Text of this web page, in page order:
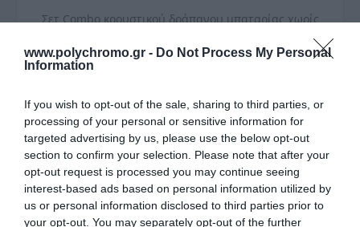
www.polychromo.gr - Do Not Process My Personal
Information
If you wish to opt-out of the sale, sharing to third parties, or
processing of your personal or sensitive information for
targeted advertising by us, please use the below opt-out
section to confirm your selection. Please note that after your
opt-out request is processed you may continue seeing
interest-based ads based on personal information utilized by
us or personal information disclosed to third parties prior to
your opt-out. You may separately opt-out of the further
Σετ Combo κρουστικού δράπανου μπαταρίας χωρίς
μπαταρίας χωρίς ψήκτρες
Το SKIL 3070 «20V Max» (18 V) είναι ένα κρουστικό
τρύπημα σε ξύλο, μέταλλο ακόμη και σε τοιχοποιία
και για τις σκληρότερες εργασίες βιδώματος. Το
παλμικό κατσαβίδι μπαταρίας SKIL 3231 «20V Max»
(18 V) προσφέρει υψηλή ροπή στρέψης για άνετο
βίδωμα και αφαίρεση μεγάλων βιδών και
μπουλονιών. Ο κινητήρας χωρίς ψήκτρες είναι
γρηγορότερος, ισχυρότερος και έχει το λιγότερο 10
φορές μεγαλύτερη διάρκεια ζωής από έναν